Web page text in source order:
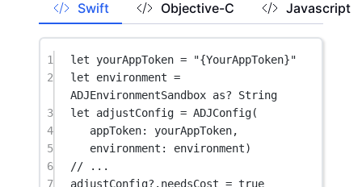
Swift Objective-C Javascript
1 let yourAppToken =
"{YourAppToken}"
2
let environment =
ADJEnvironmentSandbox as?
String
3
let adjustConfig = ADJConfig(
4
appToken: yourAppToken,
5
environment : environment)
6
// ...
7
adjustConfig? .needsCost = true